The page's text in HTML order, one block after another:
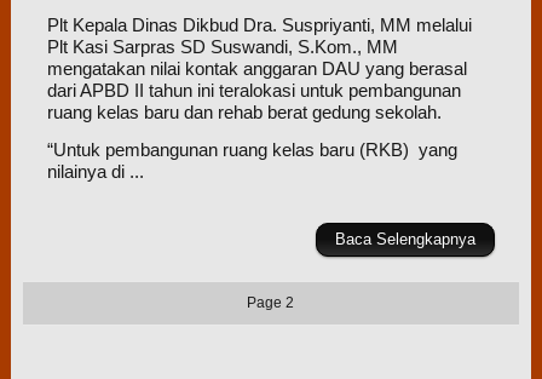
Plt Kepala Dinas Dikbud Dra. Suspriyanti, MM melalui
Plt Kasi Sarpras SD Suswandi, S.Kom., MM
mengatakan nilai kontak anggaran DAU yang berasal
dari APBD II tahun ini teralokasi untuk pembangunan
ruang kelas baru dan rehab berat gedung sekolah.
“Untuk pembangunan ruang kelas baru (RKB) yang
nilainya di ...
Baca Selengkapnya
Page 2